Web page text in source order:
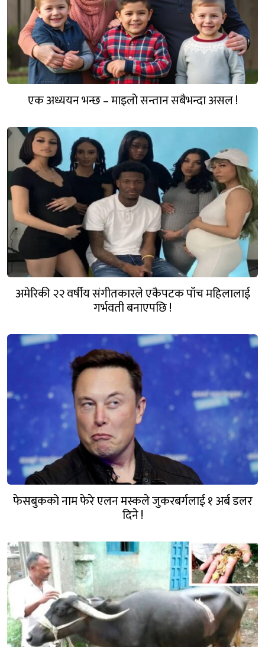
एक अध्ययन भन्छ – माइलो सन्तान सबैभन्दा असल !
अमेरिकी २२ वर्षीय संगीतकारले एकैपटक पाँच महिलालाई
गर्भवती बनाएपछि !
फेसबुकको नाम फेरे एलन मस्कले जुकरबर्गलाई १ अर्ब डलर
दिने !